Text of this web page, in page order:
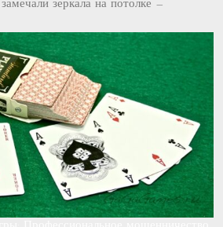
зеркала на потолке —